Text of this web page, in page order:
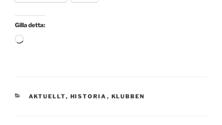
Gilla detta:
Laddar
KATEGORIER
AKTUELLT, HISTORIA , KLUBBEN